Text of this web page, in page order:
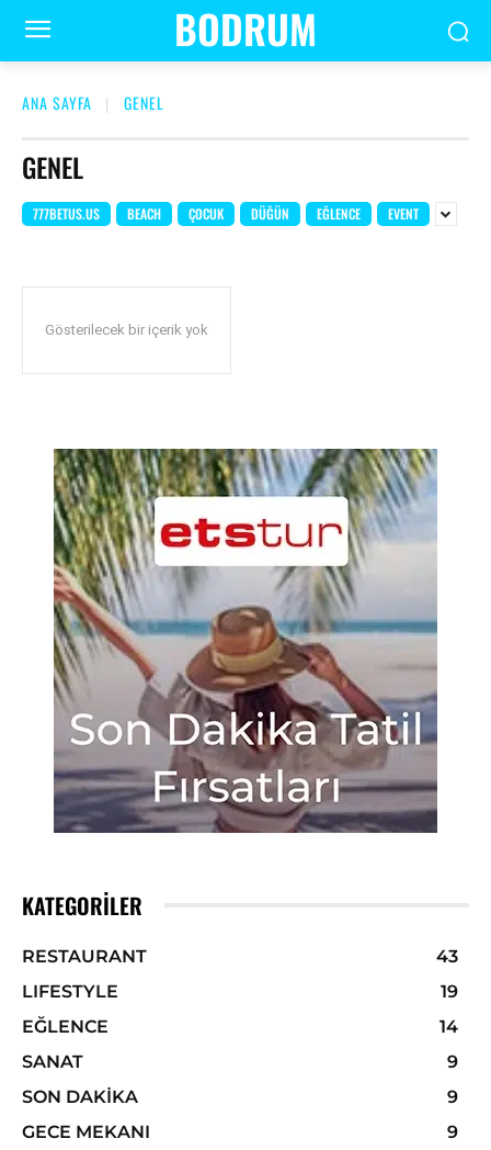
BODRUM
ANA SAYFA GENEL
GENEL
777BETUS.US BEACH ÇOCUK DÜĞÜN EĞLENCE EVENT
Gösterilecek bir içerik yok
KATEGORILER
RESTAURANT
43
LIFESTYLE
19
EĞLENCE
14
SANAT
9
SON DAKIKA
9
GECE MEKANI
9